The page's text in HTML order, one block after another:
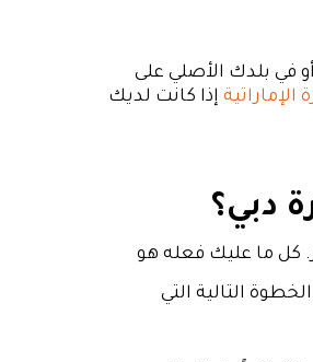
في بلدك الأصلي على
إذا كانت لديك
دبي؟
كل ما عليك فعله هو
التالية التي